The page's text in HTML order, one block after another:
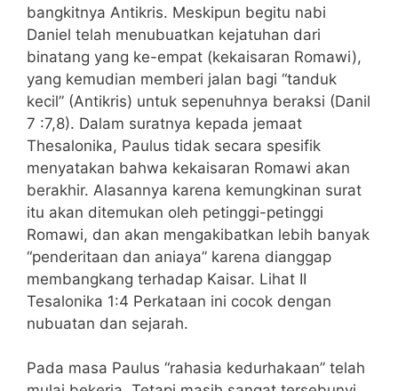
bangkitnya Antikris. Meskipun begitu nabi
Daniel telah menubuatkan kejatuhan dari
binatang yang ke-empat (kekaisaran Romawi),
yang kemudian memberi jalan bagi “tanduk
kecil” (Antikris) untuk sepenuhnya beraksi (Danil
7 :7,8). Dalam suratnya kepada jemaat
Thesalonika, Paulus tidak secara spesifik
menyatakan bahwa kekaisaran Romawi akan
berakhir. Alasannya karena kemungkinan surat
itu akan ditemukan oleh petinggi-petinggi
Romawi, dan akan mengakibatkan lebih banyak
“penderitaan dan aniaya” karena dianggap
membangkang terhadap Kaisar. Lihat II
Tesalonika 1:4 Perkataan ini cocok dengan
nubuatan dan sejarah.
Pada masa Paulus “rahasia kedurhakaan” telah